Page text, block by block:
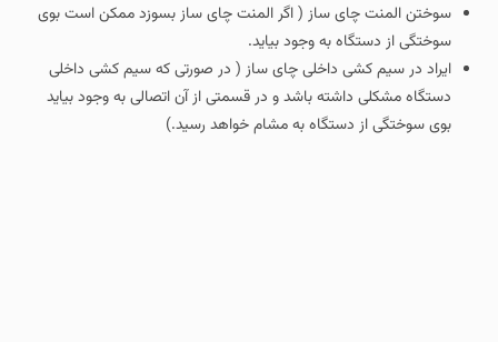
سوختن المنت چای ساز ( اگر المنت چای ساز بسوزد ممکن است بوی
سوختگی از دستگاه به وجود بیاید.
ایراد در سیم کشی داخلی چای ساز ( در صورتی که سیم کشی داخلی
دستگاه مشکلی داشته باشد و در قسمتی از آن اتصالی به وجود بیاید
بوی سوختگی از دستگاه به مشام خواهد رسید.)